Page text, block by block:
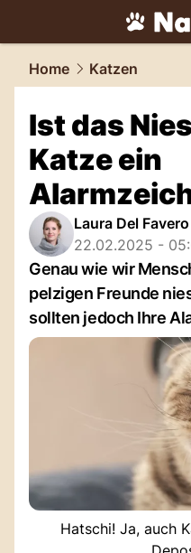
tiere.NAU.ch
Home Katzen
Ist das
Katze ein
Laura Del Favero
22.02.2025 -
Genau wie wir
pelzigen Freunde
sollten jedoch Ihre
Hatschi! Ja, auch